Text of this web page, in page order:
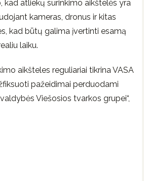
kad atliekų surinkimo aikštelės yra
kameras, dronus ir kitas
kad būtų galima įvertinti esamą
laiku.
aikšteles reguliariai tikrina VASA
pažeidimai perduodami
Viešosios tvarkos grupei“,